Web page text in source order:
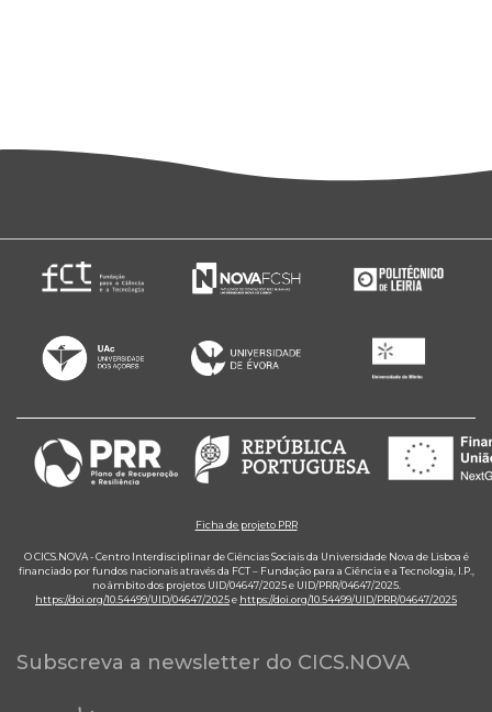
Ficha de projeto PRR
O CICS.NOVA - Centro Interdisciplinar de Ciências Sociais da Universidade Nova de Lisboa é
financiado por fundos nacionais através da FCT – Fundação para a Ciência e a Tecnologia, I.P.,
no âmbito dos projetos UID/04647/2025 e UID/PRR/04647/2025.
https://doi.org/10.54499/UID/04647/2025e https://doi.org/10.54499/UID/PRR/04647/2025
Subscreva a newsletter do CICS.NOVA